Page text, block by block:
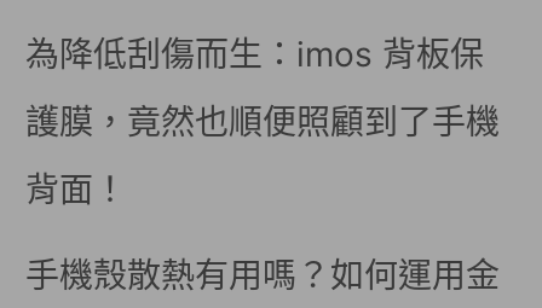
為降低刮傷而生：imos 背板保
護膜，竟然也順便照顧到了手機
背面！
手機殼散熱有用嗎？如何運用金